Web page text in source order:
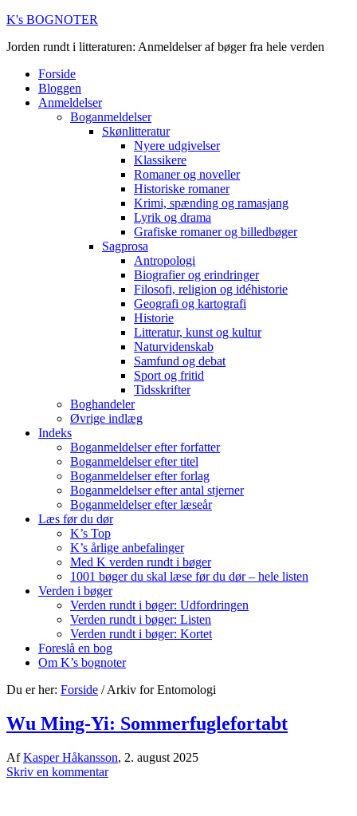
K's BOGNOTER
Jorden rundt i litteraturen: Anmeldelser af bøger fra hele verden
Forside
Bloggen
Anmeldelser
Boganmeldelser
Skønlitteratur
Nyere udgivelser
Klassikere
Romaner og noveller
Historiske romaner
Krimi, spænding og ramasjang
Lyrik og drama
Grafiske romaner og billedbøger
Sagprosa
Antropologi
Biografier og erindringer
Filosofi, religion og idéhistorie
Geografi og kartografi
Historie
Litteratur, kunst og kultur
Naturvidenskab
Samfund og debat
Sport og fritid
Tidsskrifter
Boghandeler
Øvrige indlæg
Indeks
Boganmeldelser efter forfatter
Boganmeldelser efter titel
Boganmeldelser efter forlag
Boganmeldelser efter antal stjerner
Boganmeldelser efter læseår
Læs før du dør
K’s Top
K’s årlige anbefalinger
Med K verden rundt i bøger
1001 bøger du skal læse før du dør – hele listen
Verden i bøger
Verden rundt i bøger: Udfordringen
Verden rundt i bøger: Listen
Verden rundt i bøger: Kortet
Foreslå en bog
Om K’s bognoter
Du er her: Forside /Arkiv for Entomologi
Wu Ming-Yi: Sommerfuglefortabt
AfKasper Håkansson, 2. august 2025
Skriv en kommentar